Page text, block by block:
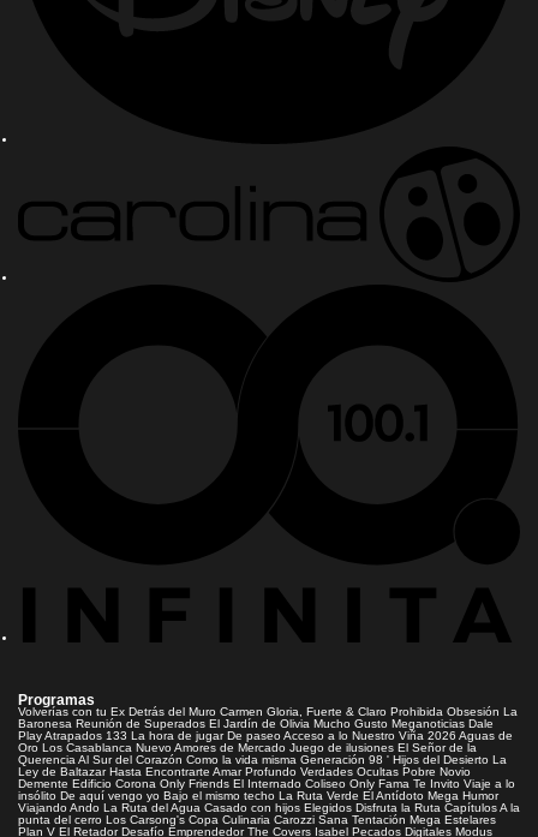
Programas
Volverías con tu Ex Detrás del Muro Carmen Gloria, Fuerte & Claro Prohibida Obsesión La
Baronesa Reunión de Superados El Jardín de Olivia Mucho Gusto Meganoticias Dale
PlayAtrapados 133 La hora de jugar De paseoAcceso a lo Nuestro Viña 2026 Aguas de
Oro Los Casablanca Nuevo Amores de Mercado Juego de ilusiones El Señor de la
Querencia Al Sur del Corazón Como la vida misma Generación 98 ' Hijos del Desierto La
Ley de Baltazar Hasta Encontrarte Amar Profundo Verdades Ocultas Pobre Novio
Demente Edificio Corona Only Friends El Internado Coliseo Only Fama Te Invito Viaje a lo
insólito De aquí vengo yo Bajo el mismo techo La Ruta Verde El Antídoto Mega Humor
Viajando Ando La Ruta del Agua Casado con hijos Elegidos Disfruta la Ruta CapítulosA la
punta del cerro Los Carsong's Copa Culinaria Carozzi Sana Tentación Mega Estelares
Plan V El Retador Desafío Emprendedor The Covers Isabel Pecados Digitales Modus